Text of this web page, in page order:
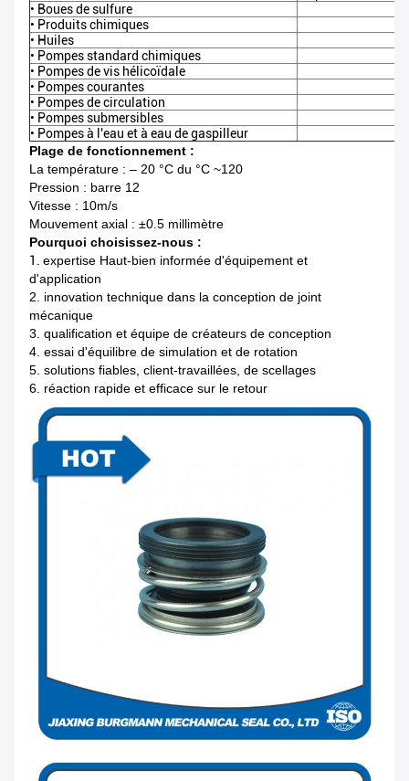
• Boues de sulfure
• Produits chimiques
• Huiles
• Pompes standard chimiques
• Pompes de vis hélicoïdale
• Pompes courantes
• Pompes de circulation
• Pompes submersibles
• Pompes à l'eau et à eau de gaspilleur
Plage de fonctionnement :
La température : – 20 °C du °C ~120
Pression : barre 12
Vitesse : 10m/s
Mouvement axial : ±0.5 millimètre
Pourquoi choisissez-nous :
1. expertise Haut-bien informée d'équipement et
d'application
2. innovation technique dans la conception de joint
mécanique
3. qualification et équipe de créateurs de conception
4. essai d'équilibre de simulation et de rotation
5. solutions fiables, client-travaillées, de scellages
6. réaction rapide et efficace sur le retour